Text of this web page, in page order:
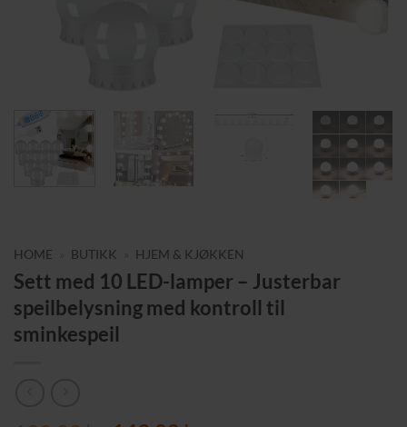
HOME BUTIKK HJEM & KJØKKEN
Sett med 10 LED-lamper – Justerbar
speilbelysning med kontroll til
sminkespeil